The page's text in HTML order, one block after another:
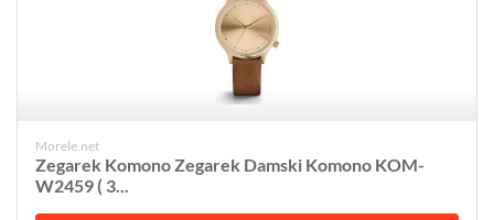
Morele.net
Zegarek Komono Zegarek Damski Komono KOM-
W2459 ( 3...